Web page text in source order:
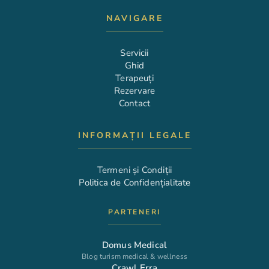
NAVIGARE
Servicii
Ghid
Terapeuți
Rezervare
Contact
INFORMAȚII LEGALE
Termeni și Condiții
Politica de Confidențialitate
PARTENERI
Domus Medical
Blog turism medical & wellness